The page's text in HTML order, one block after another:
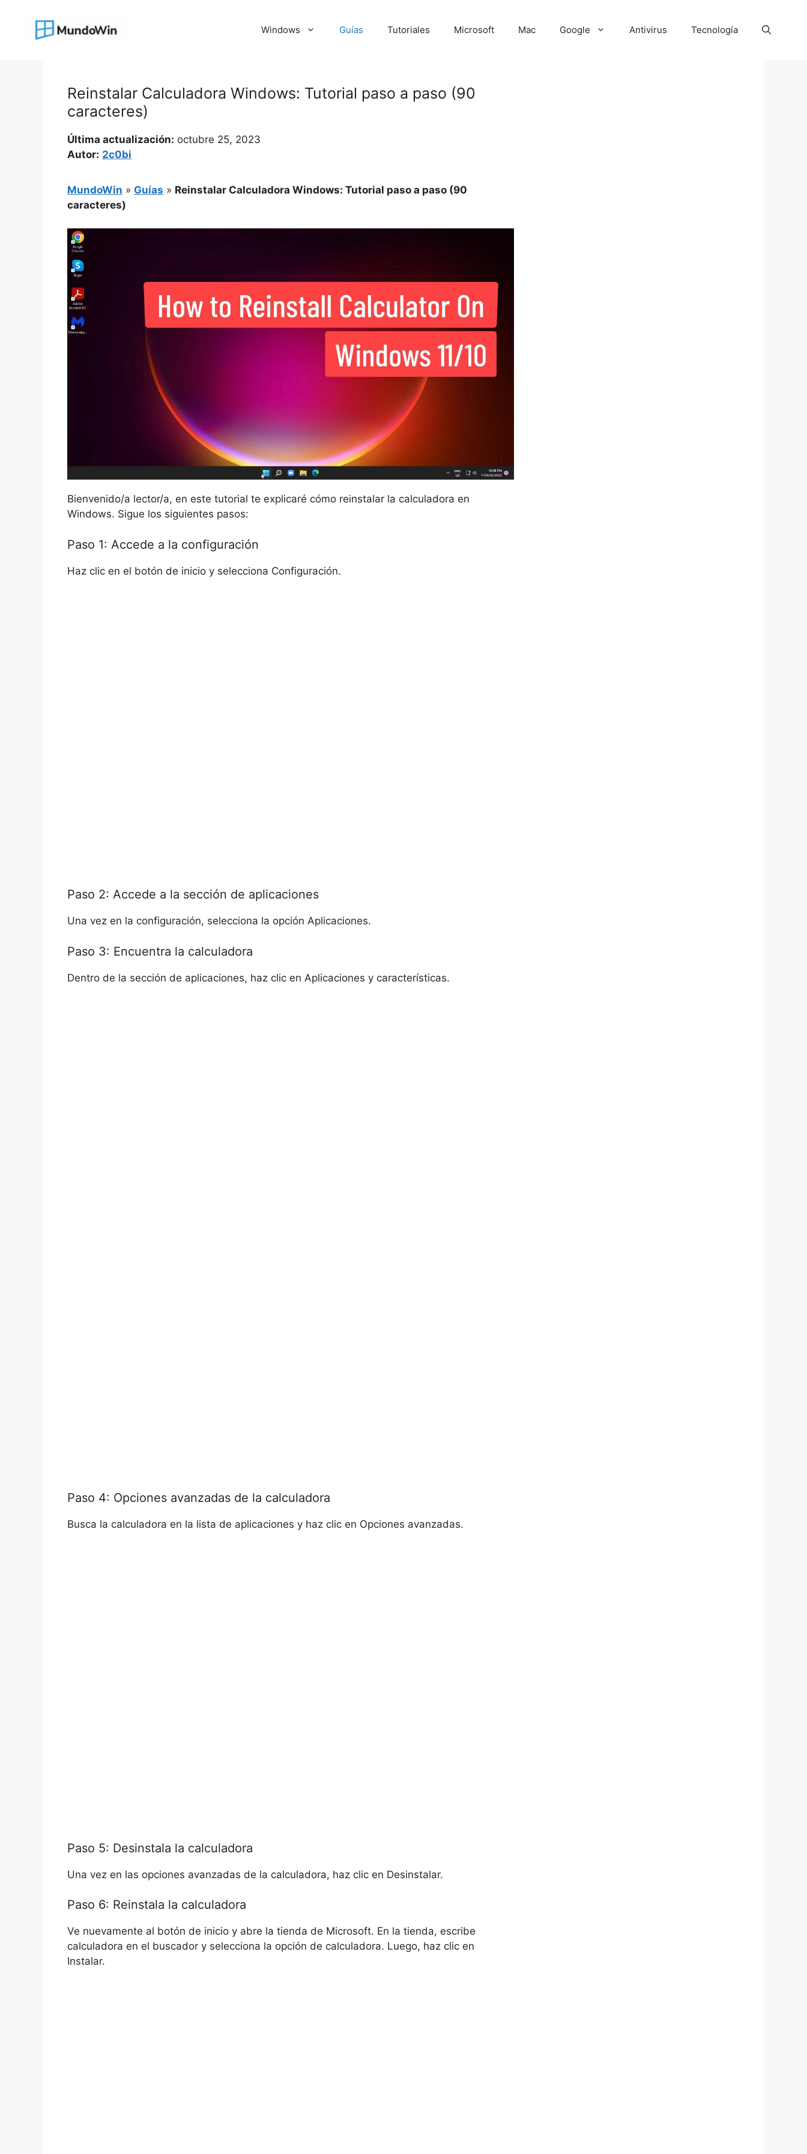
contenido
Windows Guías Tutoriales Microsoft Mac Google Antivirus Tecnología
Reinstalar Calculadora Windows: Tutorial paso a paso (90
caracteres)
Última actualización: octubre 25, 2023
Autor: 2c0bi
MundoWin » Guías » Reinstalar Calculadora Windows: Tutorial paso a paso (90
caracteres)
Bienvenido/a lector/a, en este tutorial te explicaré cómo reinstalar la calculadora en
Windows. Sigue los siguientes pasos:
Paso 1: Accede a la configuración
Haz clic en el botón de inicio y selecciona Configuración.
Paso 2: Accede a la sección de aplicaciones
Una vez en la configuración, selecciona la opción Aplicaciones.
Paso 3: Encuentra la calculadora
Dentro de la sección de aplicaciones, haz clic en Aplicaciones y características.
Paso 4: Opciones avanzadas de la calculadora
Busca la calculadora en la lista de aplicaciones y haz clic en Opciones avanzadas.
Paso 5: Desinstala la calculadora
Una vez en las opciones avanzadas de la calculadora, haz clic en Desinstalar.
Paso 6: Reinstala la calculadora
Ve nuevamente al botón de inicio y abre la tienda de Microsoft. En la tienda, escribe
calculadora en el buscador y selecciona la opción de calculadora. Luego, haz clic en
Instalar.